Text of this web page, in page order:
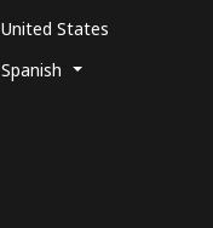
United States
Spanish